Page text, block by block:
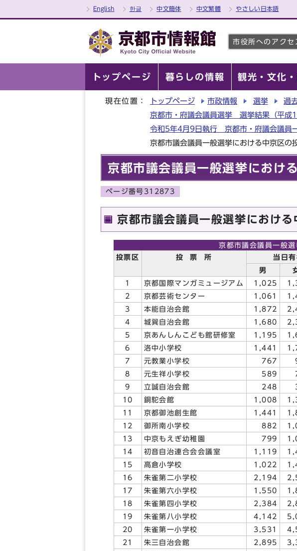
English 한글 中文簡体 中文繁體 やさしい日本語
市役所へのアクセ
トップページ 暮らしの情報 観光・文化
現在位置： トップページ 市政情報 選挙 過
京都市・府議会議員選挙 選挙結果（平成
令和5年4月9日執行 京都市・府議会議員
京都市議会議員一般選挙における中京区の
京都市議会議員一般選挙におけ
ページ番号312873
京都市議会議員一般選挙におけ
京都市議会議員一般
投票区
投 票 所 当日
男
1
京都国際マンガミュージアム 1,025
2
京都芸術センター 1,061
3
本能自治会館 1,872
4
城巽自治会館 1,680
5
京あんしんこども館研修室 1,195
6
洛中小学校 1,441
7
元教業小学校 767
8
元生祥小学校 589
9
立誠自治会館 248
10
銅駝会館 1,008
11
京都御池創生館 1,441
12
御所南小学校 882
13
中京もえぎ幼稚園 799
14
初音自治連合会会議室 1,119
15
高倉小学校 1,022
16
朱雀第二小学校 2,194
17
朱雀第六小学校 1,550
18
朱雀第四小学校 2,384
19
朱雀第八小学校 4,142
20
朱雀第一小学校 3,531
21
朱三自治会館 2,895